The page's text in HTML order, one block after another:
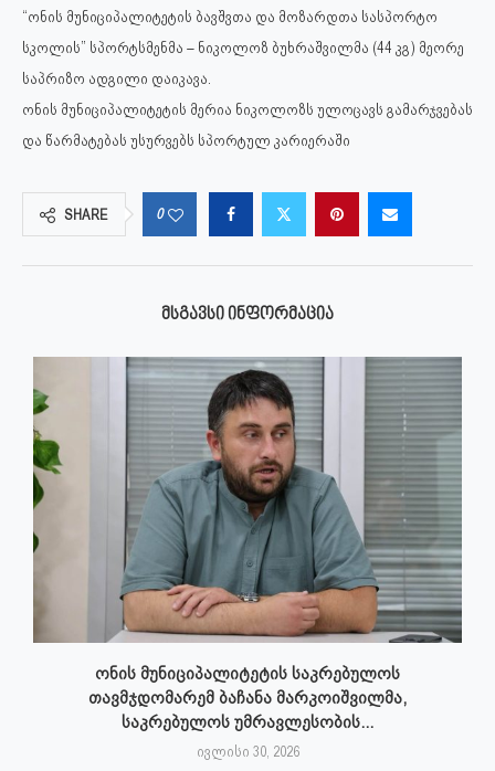
“ონის მუნიციპალიტეტის ბავშვთა და მოზარდთა სასპორტო
სკოლის” სპორტსმენმა – ნიკოლოზ ბუხრაშვილმა (44 კგ) მეორე
საპრიზო ადგილი დაიკავა.
ონის მუნიციპალიტეტის მერია ნიკოლოზს ულოცავს გამარჯვებას
და წარმატებას უსურვებს სპორტულ კარიერაში
SHARE 0
ᲛᲡᲒᲐᲕᲡᲘ ᲘᲜᲤᲝᲠᲛᲐᲪᲘᲐ
ონის მუნიციპალიტეტის საკრებულოს
თავმჯდომარემ ბაჩანა მარკოიშვილმა,
საკრებულოს უმრავლესობის...
ივლისი 30, 2026